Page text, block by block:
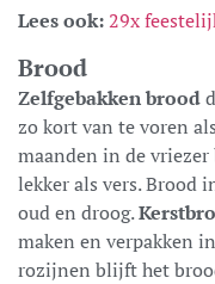
Lees ook:29x
Brood
Zelfgebakken brood
zo kort van te voren
maanden in de
lekker als vers. Brood
oud en droog.
maken en verpakken
rozijnen blijft het